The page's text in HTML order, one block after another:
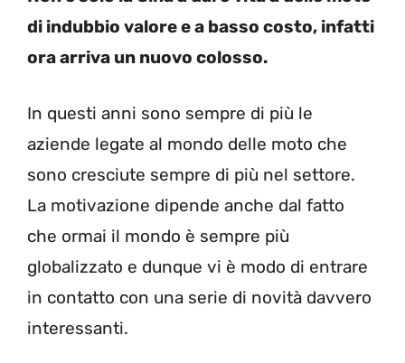
di indubbio valore e a basso costo, infatti
ora arriva un nuovo colosso.
In questi anni sono sempre di più le
aziende legate al mondo delle moto che
sono cresciute sempre di più nel settore.
La motivazione dipende anche dal fatto
che ormai il mondo è sempre più
globalizzato e dunque vi è modo di entrare
in contatto con una serie di novità davvero
interessanti.